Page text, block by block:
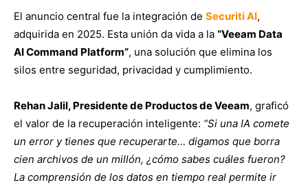
El anuncio central fue la integración de Securiti AI,
adquirida en 2025. Esta unión da vida a la “Veeam Data
AI Command Platform”, una solución que elimina los
silos entre seguridad, privacidad y cumplimiento.
Rehan Jalil, Presidente de Productos de Veeam, graficó
el valor de la recuperación inteligente: “Si una IA comete
un error y tienes que recuperarte… digamos que borra
cien archivos de un millón, ¿cómo sabes cuáles fueron?
La comprensión de los datos en tiempo real permite ir